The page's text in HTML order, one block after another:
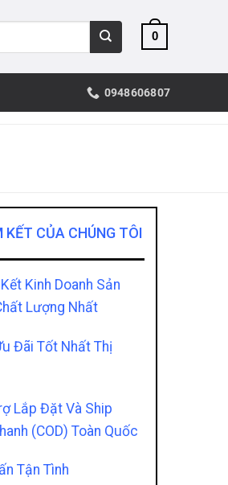
0
0948606807
Nhất quantity
CỦA CHÚNG TÔI
Kinh Doanh Sản
Lượng Nhất
Đãi Tốt Nhất Thị
Lắp Đặt Và Ship
(COD) Toàn Quốc
Tận Tình